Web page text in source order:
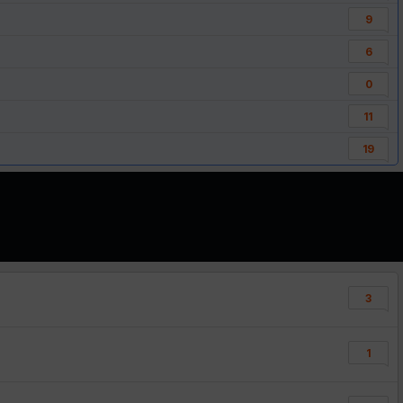
9
6
0
11
19
3
1